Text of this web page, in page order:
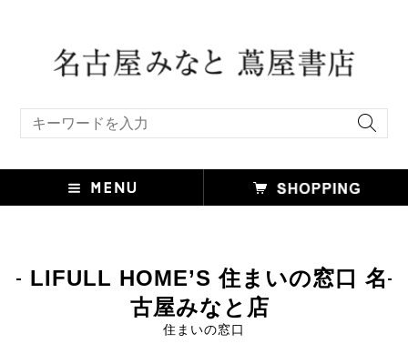
LIFULL HOME’S 住まいの窓口 名
古屋みなと店
住まいの窓口